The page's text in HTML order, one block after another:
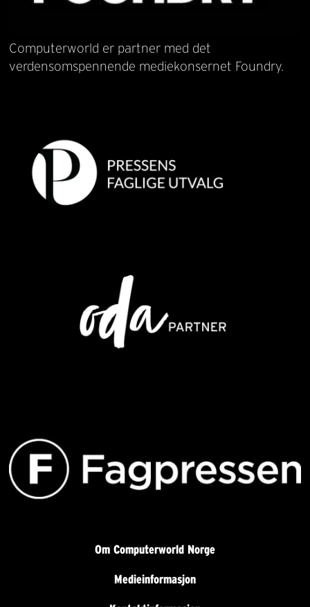
Computerworld er partner med det
verdensomspennende mediekonsernet Foundry.
Om Computerworld Norge
Medieinformasjon